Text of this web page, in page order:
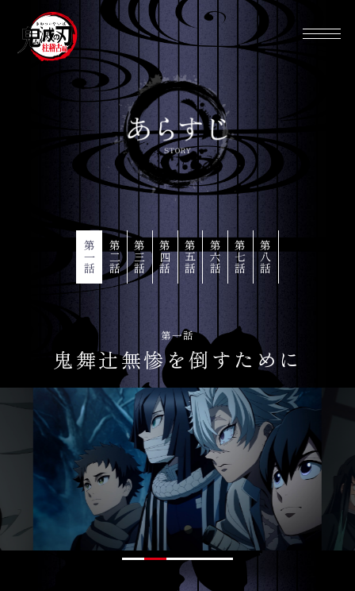
第一話 第二話 第三話 第四話 第五話 第六話 第七話 第八話
第一話
鬼舞辻󠄀無惨を倒すために